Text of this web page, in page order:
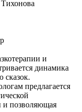
и
динамика
сказок.
предлагается
и позволяющая